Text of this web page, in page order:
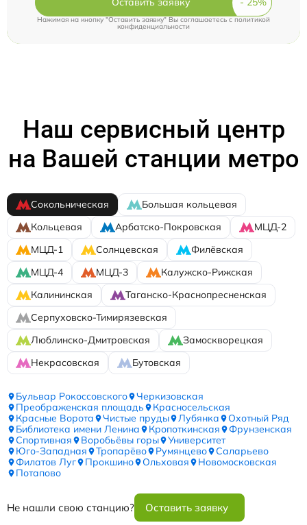
Нажимая на кнопку "Оставить заявку" Вы соглашаетесь c политикой
конфиденциальности
Наш сервисный центр
на Вашей станции метро
Сокольническая
Большая кольцевая
Кольцевая
Арбатско-Покровская
МЦД-2
МЦД-1
Солнцевская
Филёвская
МЦД-4
МЦД-3
Калужско-Рижская
Калининская
Таганско-Краснопресненская
Серпуховско-Тимирязевская
Люблинско-Дмитровская
Замоскворецкая
Некрасовская
Бутовская
Бульвар Рокоссовского
Черкизовская
Преображенская площадь
Красносельская
Красные Ворота
Чистые пруды Лубянка
Охотный Ряд
Библиотека имени Ленина
Кропоткинская
Фрунзенская
Спортивная
Воробьёвы горы
Университет
Юго-Западная
Тропарёво Румянцево
Саларьево
Филатов Луг
Прокшино Ольховая
Новомосковская
Потапово
Не нашли свою станцию? Оставить заявку